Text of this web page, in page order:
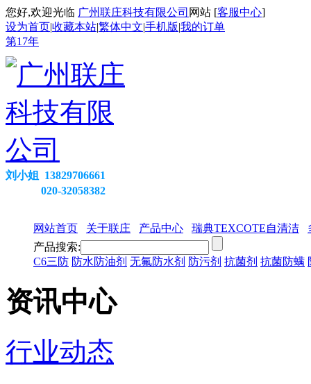
您好,欢迎光临 广州联庄科技有限公司 网站 [客服中心]
设为首页|收藏本站|繁体中文|手机版|我的订单
第17年
刘小姐 13829706661
020-32058382
网站首页 关于联庄 产品中心 瑞典TEXCOTE自清洁
产品搜索:
C6三防 防水防油剂 无氟防水剂 防污剂 抗菌剂 抗菌防螨
资讯中心
行业动态